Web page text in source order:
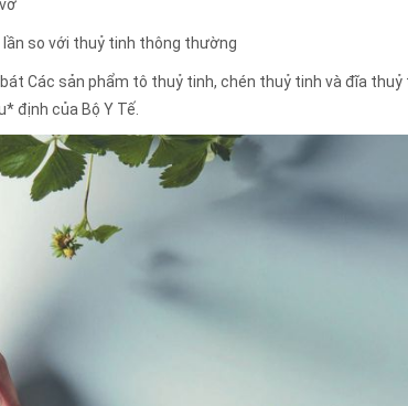
so với thuỷ tinh thông thường
Các sản phẩm tô thuỷ tinh, chén thuỷ tinh và đĩa
định của Bộ Y Tế.